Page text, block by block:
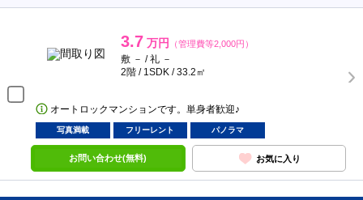
3.7 万円 （管理費等2,000円）
敷 － / 礼 －
2階 / 1SDK / 33.2㎡
オートロックマンションです。単身者歓迎♪
写真満載 フリーレント パノラマ
お問い合わせ(無料) お気に入り